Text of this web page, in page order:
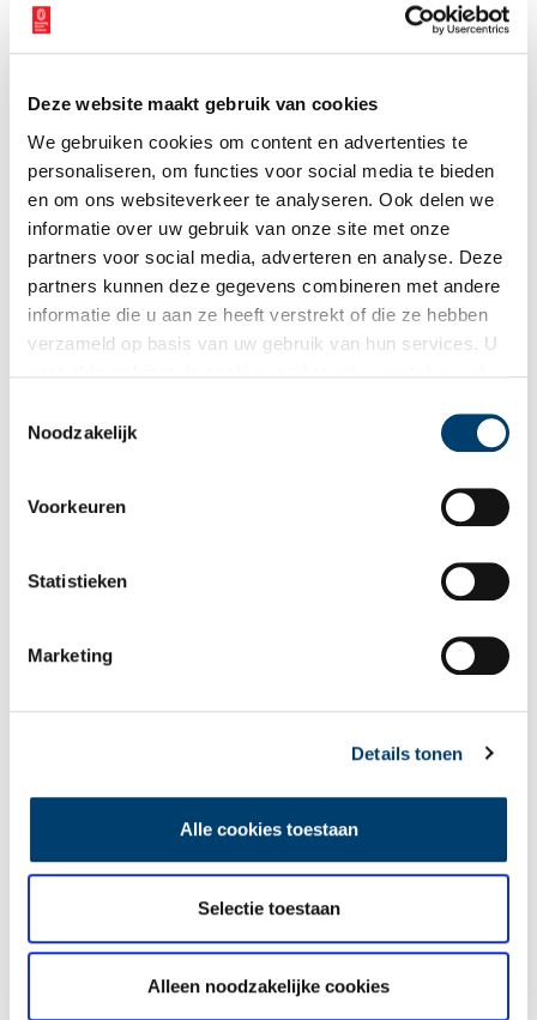
Deze website maakt gebruik van cookies
We gebruiken cookies om content en advertenties te
personaliseren, om functies voor social media te bieden
en om ons websiteverkeer te analyseren. Ook delen we
informatie over uw gebruik van onze site met onze
partners voor social media, adverteren en analyse. Deze
partners kunnen deze gegevens combineren met andere
informatie die u aan ze heeft verstrekt of die ze hebben
verzameld op basis van uw gebruik van hun services. U
Noodzakelijk
Voorkeuren
Statistieken
Marketing
Details tonen
Alle cookies toestaan
Selectie toestaan
Alleen noodzakelijke cookies
Pietà.
Publicatiedatum: 12/01/2011
Wilt u op de hoogte blijven van de mooiste verhalen en het
wekelijkse nieuwsbrief!
Aanvullingen
Vul deze informatie aan of geef een reactie.
Naam*